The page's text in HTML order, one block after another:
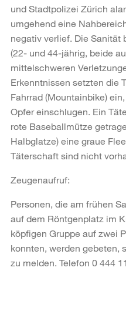
und Stadtpolizei Zürich
umgehend eine
negativ verlief. Die Sanität
(22- und 44-jährig, beide
mittelschweren
Erkenntnissen setzten die
Fahrrad (Mountainbike)
Opfer einschlugen. Ein
rote Baseballmütze
Halbglatze) eine graue
Täterschaft sind nicht
Zeugenaufruf:
Personen, die am frühen
auf dem Röntgenplatz im
köpfigen Gruppe auf zwei
konnten, werden gebeten,
zu melden. Telefon 0 444